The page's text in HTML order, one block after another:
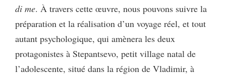
di me. À travers cette œuvre, nous pouvons suivre la
préparation et la réalisation d’un voyage réel, et tout
autant psychologique, qui amènera les deux
protagonistes à Stepantsevo, petit village natal de
l’adolescente, situé dans la région de Vladimir, à